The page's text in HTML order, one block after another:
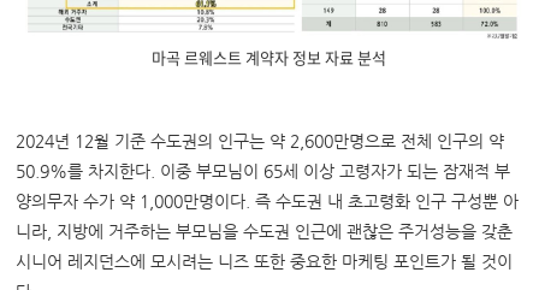
마곡 르웨스트 계약자 정보 자료 분석
2024년 12월 기준 수도권의 인구는 약 2,600만명으로 전체 인구의 약
50.9%를 차지한다. 이중 부모님이 65세 이상 고령자가 되는 잠재적 부
양의무자 수가 약 1,000만명이다. 즉 수도권 내 초고령화 인구 구성뿐 아
니라, 지방에 거주하는 부모님을 수도권 인근에 괜찮은 주거성능을 갖춘
시니어 레지던스에 모시려는 니즈 또한 중요한 마케팅 포인트가 될 것이